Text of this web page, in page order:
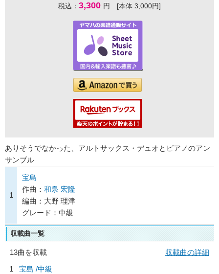
税込： 3,300 円 [本体 3,000円]
ありそうでなかった、アルトサックス・デュオとピアノのアン
サンブル
1
宝島
作曲： 和泉 宏隆
編曲：大野 理津
グレード：中級
収載曲一覧
13曲を収載
収載曲の詳細
1
宝島 /中級